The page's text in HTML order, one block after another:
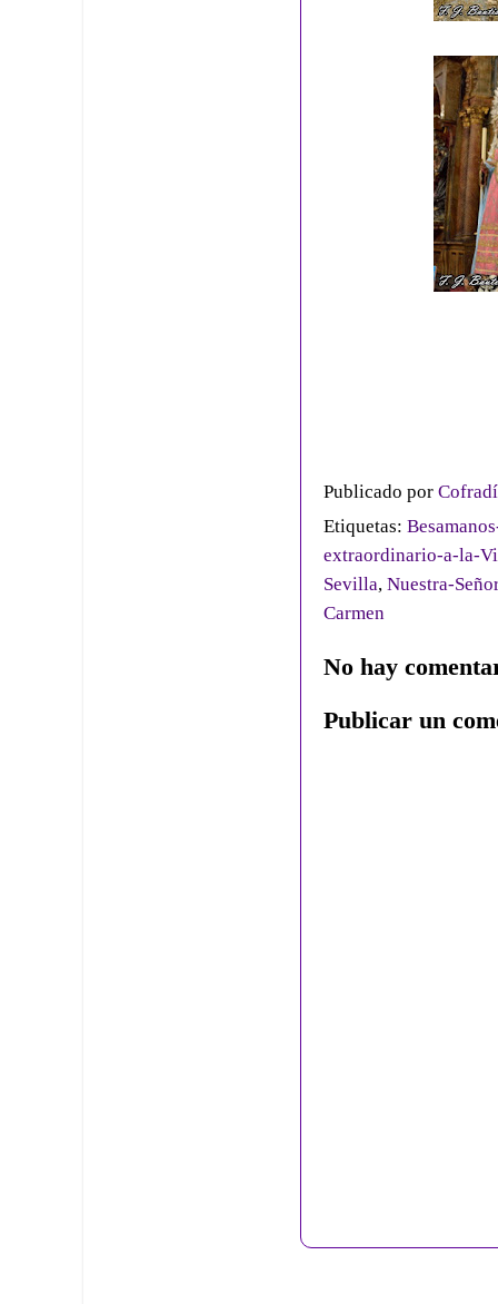
Publicado por
Etiquetas:
extraordinario-a-la-
Sevilla, Nuestra-
Carmen
No hay
Publicar un